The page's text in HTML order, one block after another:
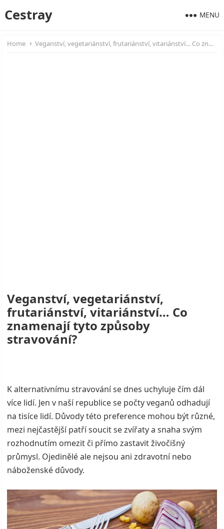
Cestray MENU
Home Veganství, vegetariánství, frutariánství, vitariánství… Co znamenají tyto způsoby stravování?
Veganství, vegetariánství,
frutariánství, vitariánství… Co
znamenají tyto způsoby
stravování?
K alternativnímu stravování se dnes uchyluje čím dál
více lidí. Jen v naší republice se počty veganů odhadují
na tisíce lidí. Důvody této preference mohou být různé,
mezi nejčastější patří soucit se zvířaty a snaha svým
rozhodnutím omezit či přímo zastavit živočišný
průmysl. Ojedinělé ale nejsou ani zdravotní nebo
náboženské důvody.